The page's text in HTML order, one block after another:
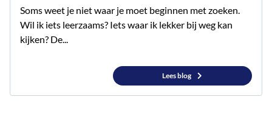
Soms weet je niet waar je moet beginnen met zoeken.
Wil ik iets leerzaams? Iets waar ik lekker bij weg kan
kijken? De...
Lees blog